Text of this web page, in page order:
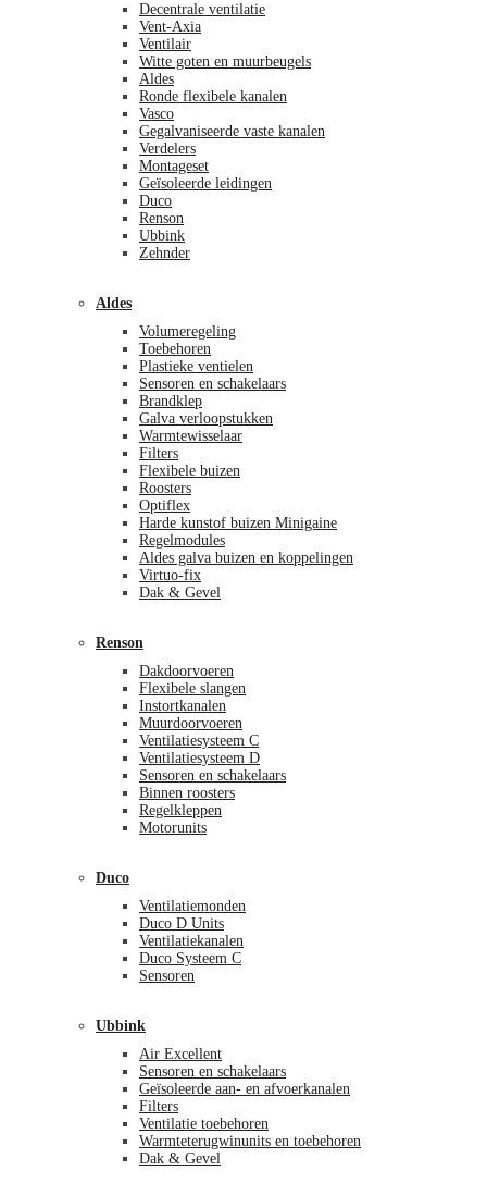
Decentrale ventilatie
Vent-Axia
Ventilair
Witte goten en muurbeugels
Aldes
Ronde flexibele kanalen
Vasco
Gegalvaniseerde vaste kanalen
Verdelers
Montageset
Geïsoleerde leidingen
Duco
Renson
Ubbink
Zehnder
Aldes
Volumeregeling
Toebehoren
Plastieke ventielen
Sensoren en schakelaars
Brandklep
Galva verloopstukken
Warmtewisselaar
Filters
Flexibele buizen
Roosters
Optiflex
Harde kunstof buizen Minigaine
Regelmodules
Aldes galva buizen en koppelingen
Virtuo-fix
Dak & Gevel
Renson
Dakdoorvoeren
Flexibele slangen
Instortkanalen
Muurdoorvoeren
Ventilatiesysteem C
Ventilatiesysteem D
Sensoren en schakelaars
Binnen roosters
Regelkleppen
Motorunits
Duco
Ventilatiemonden
Duco D Units
Ventilatiekanalen
Duco Systeem C
Sensoren
Ubbink
Air Excellent
Sensoren en schakelaars
Geïsoleerde aan- en afvoerkanalen
Filters
Ventilatie toebehoren
Warmteterugwinunits en toebehoren
Dak & Gevel